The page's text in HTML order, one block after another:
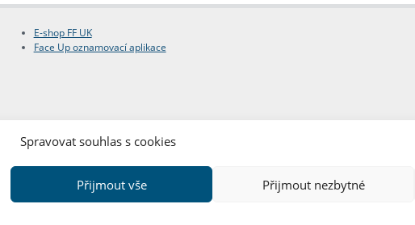
Spravovat souhlas s cookies
Přijmout vše Přijmout nezbytné
E-shop FF UK
Face Up oznamovací aplikace